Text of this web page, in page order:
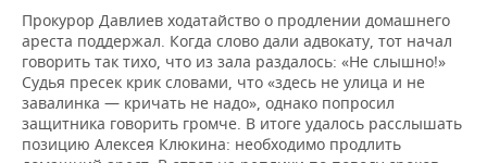
Прокурор Давлиев ходатайство о продлении домашнего
ареста поддержал. Когда слово дали адвокату, тот начал
говорить так тихо, что из зала раздалось: «Не слышно!»
Судья пресек крик словами, что «здесь не улица и не
завалинка — кричать не надо», однако попросил
защитника говорить громче. В итоге удалось расслышать
позицию Алексея Клюкина: необходимо продлить